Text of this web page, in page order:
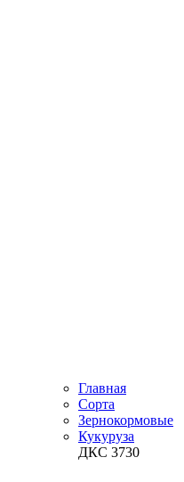
Главная
Сорта
Зернокормовые
Кукуруза
ДКС 3730